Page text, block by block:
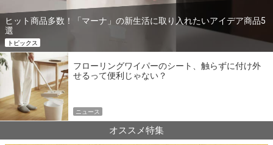
ヒット商品多数！「マーナ」の新生活に取り入れたいアイデア商品5
選
トピックス
フローリングワイパーのシート、触らずに付け外
せるって便利じゃない？
ニュース
オススメ特集